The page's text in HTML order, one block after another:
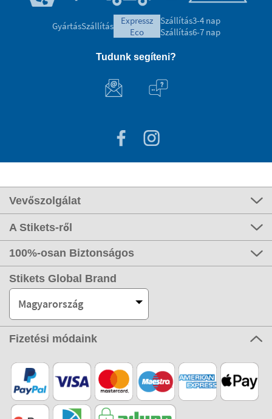
GyártásSzállítás
expressz
eco
Szállítás3-4 nap
Szállítás6-7 nap
Tudunk segíteni?
Vevőszolgálat
A Stikets-ről
100%-osan Biztonságos
Stikets Global Brand
Magyarország
Fizetési módaink